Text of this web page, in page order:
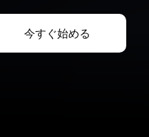
今すぐ始める